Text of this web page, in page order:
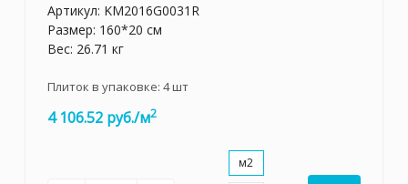
Артикул: KM2016G0031R
Размер: 160*20 см
Вес: 26.71 кг
Плиток в упаковке: 4шт
4 106.52 руб./м2
м2